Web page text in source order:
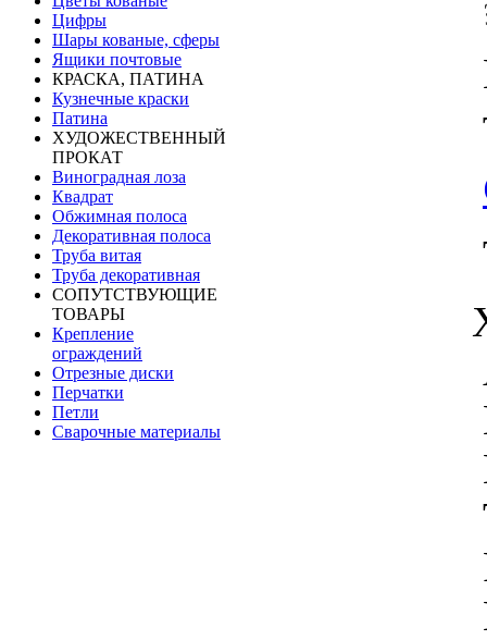
Цифры
Шары кованые, сферы
Ящики почтовые
КРАСКА, ПАТИНА
Кузнечные краски
Патина
ХУДОЖЕСТВЕННЫЙ
ПРОКАТ
Виноградная лоза
Квадрат
Обжимная полоса
Декоративная полоса
Труба витая
Труба декоративная
СОПУТСТВУЮЩИЕ
ТОВАРЫ
Крепление
ограждений
Отрезные диски
Перчатки
Петли
Сварочные материалы